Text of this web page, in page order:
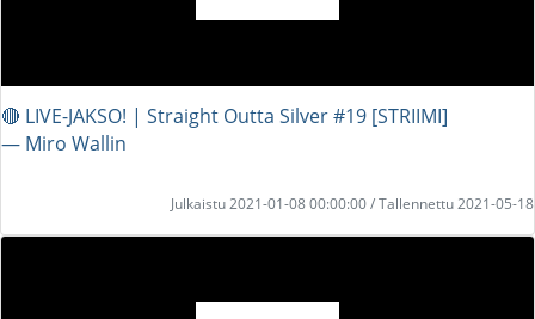
🔴 LIVE-JAKSO! | Straight Outta Silver #19 [STRIIMI]
― Miro Wallin
Julkaistu 2021-01-08 00:00:00 / Tallennettu 2021-05-18